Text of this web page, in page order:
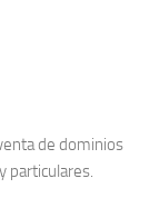
de dominios
particulares.